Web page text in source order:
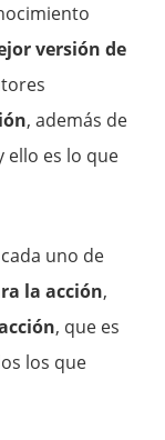
versión de
, además de
ello es lo que
uno de
la acción,
, que es
los que